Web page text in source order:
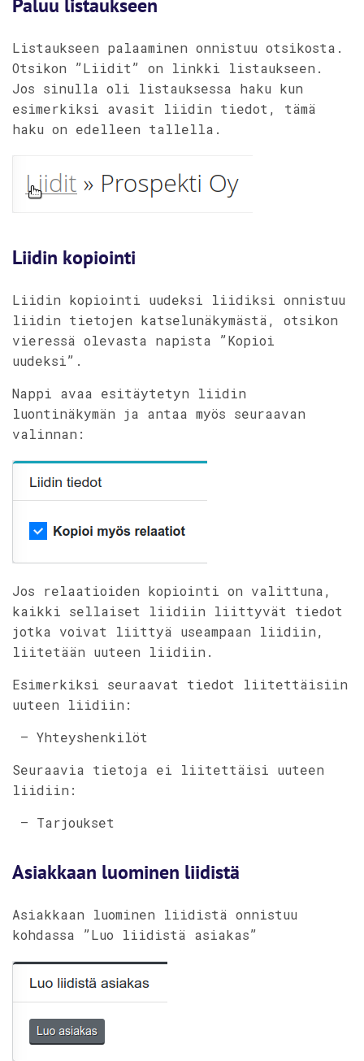
Paluu listaukseen
Listaukseen palaaminen onnistuu otsikosta.
Otsikon ”Liidit” on linkki listaukseen.
Jos sinulla oli listauksessa haku kun
esimerkiksi avasit liidin tiedot, tämä
haku on edelleen tallella.
Liidin kopiointi
Liidin kopiointi uudeksi liidiksi onnistuu
liidin tietojen katselunäkymästä, otsikon
vieressä olevasta napista ”Kopioi
uudeksi”.
Nappi avaa esitäytetyn liidin
luontinäkymän ja antaa myös seuraavan
valinnan:
Jos relaatioiden kopiointi on valittuna,
kaikki sellaiset liidiin liittyvät tiedot
jotka voivat liittyä useampaan liidiin,
liitetään uuteen liidiin.
Esimerkiksi seuraavat tiedot liitettäisiin
uuteen liidiin:
– Yhteyshenkilöt
Seuraavia tietoja ei liitettäisi uuteen
liidiin:
– Tarjoukset
Asiakkaan luominen liidistä
Asiakkaan luominen liidistä onnistuu
kohdassa ”Luo liidistä asiakas”